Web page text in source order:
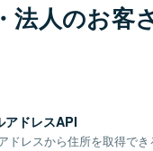
法人のお客
アドレスAPI
ドレスから住所を取得で